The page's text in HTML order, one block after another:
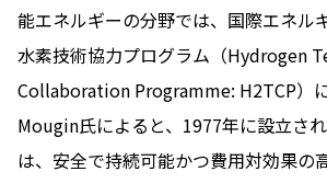
能エネルギーの分野では、国際エネル
水素技術協力プログラム（Hydrogen
Collaboration Programme: H2TCP）
Mougin氏によると、1977年に設立さ
は、安全で持続可能かつ費用対効果の